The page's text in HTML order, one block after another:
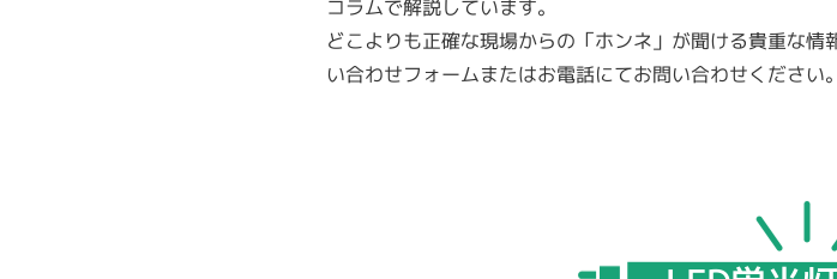
コラムで解説しています。
どこよりも正確な現場からの「ホンネ」が聞ける貴重な
い合わせフォームまたはお電話にてお問い合わせください。